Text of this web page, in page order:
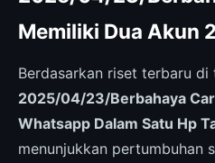
Memiliki Dua Akun
Berdasarkan riset terbaru di
2025/04/23/Berbahaya
Whatsapp Dalam Satu Hp
menunjukkan pertumbuhan